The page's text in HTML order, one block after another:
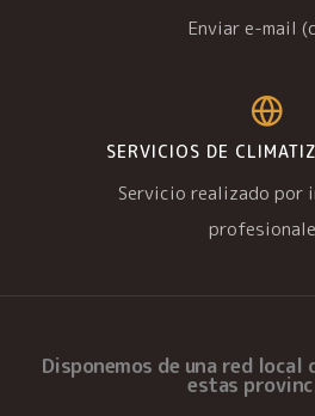
Enviar e-mail
SERVICIOS DE
Servicio realizado por
Disponemos de una red local
estas